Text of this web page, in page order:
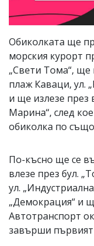
Обиколката ще
морския курорт
„Свети Тома“,
плаж Каваци, ул.
и ще излезе през
Марина“, след
обиколка по
По-късно ще се
влезе през бул.
ул.
„Демокрация“ и
Автотранспорт
завърши